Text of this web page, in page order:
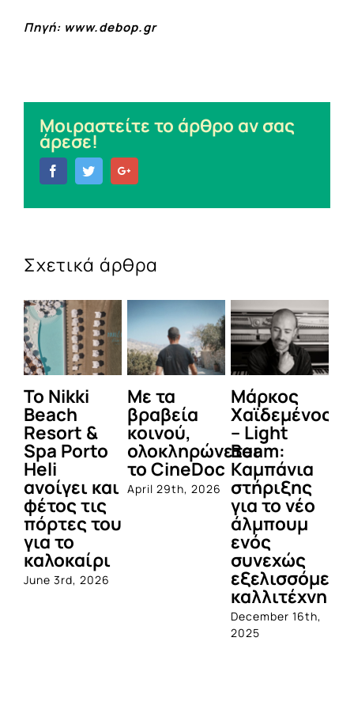
Πηγή: www.debop.gr
Μοιραστείτε το άρθρο αν σας
άρεσε!
FacebookTwitter
Σχετικά άρθρα
To Nikki
Beach
Resort &
Spa Porto
Heli
ανοίγει και
φέτος τις
πόρτες του
για το
καλοκαίρι
June 3rd, 2026
Με τα
βραβεία
κοινού,
ολοκληρώνεται
το CineDoc
April 29th, 2026
Μάρκος
Χαϊδεμένος
– Light
Beam:
Καμπάνια
στήριξης
για το νέο
άλμπουμ
ενός
συνεχώς
καλλιτέχνη
December 16th,
2025